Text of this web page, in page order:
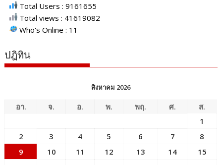
Total Users : 9161655
Total views : 41619082
Who's Online : 11
ปฎิทิน
สิงหาคม 2026
อา. จ. อ. พ. พฤ. ศ.
ส.
1
2
3 4 5 6 7
8
9
10 11 12 13 14
15